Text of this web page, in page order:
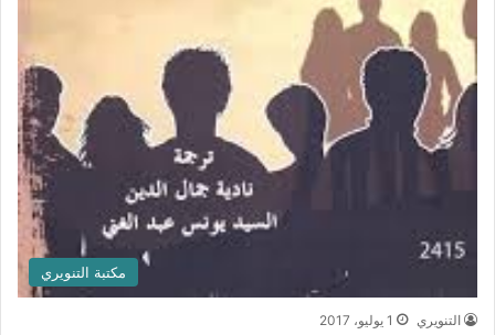
مكتبة التنويري
التنويري 1 يوليو، 2017